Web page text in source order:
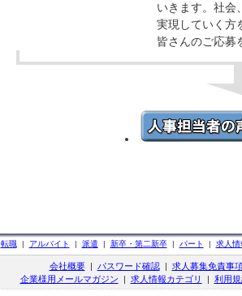
いきます。社会
実現していく方
皆さんのご応募
転職| アルバイト | 派遣 | 新卒・第二新卒| パート | 求人情
会社概要| パスワード確認| 求人募集免責事
企業様用メールマガジン | 求人情報カテゴリ | 利用